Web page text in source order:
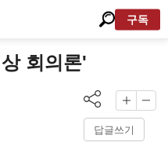
구독
회의론'
답글쓰기